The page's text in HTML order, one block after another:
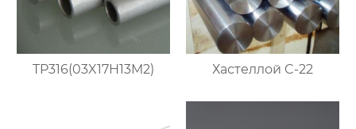
TP316(03X17H13M2) Хастеллой C-22